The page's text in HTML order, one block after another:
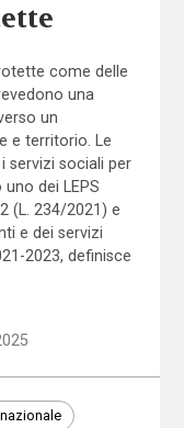
come delle
una
un
e territorio. Le
servizi sociali per
dei LEPS
(L. 234/2021) e
e dei servizi
2023, definisce